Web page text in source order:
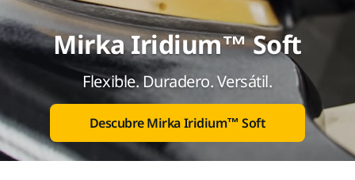
Mirka Iridium™ Soft
Flexible. Duradero. Versátil.
Descubre Mirka Iridium™ Soft